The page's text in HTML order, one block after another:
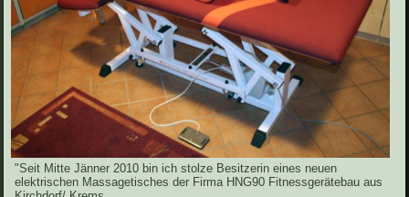
"Seit Mitte Jänner 2010 bin ich stolze Besitzerin eines neuen
elektrischen Massagetisches der Firma HNG90 Fitnessgerätebau aus